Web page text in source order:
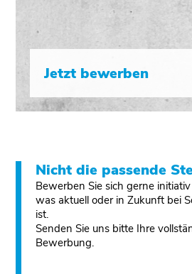
Jetzt bewerben
Nicht die passende
Bewerben Sie sich gerne
was aktuell oder in Zukunft bei
ist.
Senden Sie uns bitte Ihre
Bewerbung.